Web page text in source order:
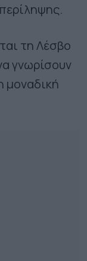
τη Λέσβο
γνωρίσουν
μοναδική